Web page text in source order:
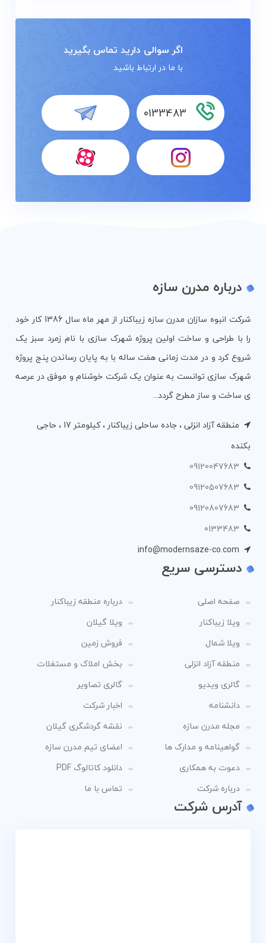
اگر سوالی دارید تماس بگیرید
با ما در ارتباط باشید
0133483
درباره مدرن سازه
شرکت انبوه سازان مدرن سازه زیباکنار از مهر ماه سال 1386 کار خود
را با طراحی و ساخت اولین پروژه شهرک سازی با نام زمرد سبز یک
شروع کرد و در مدت زمانی هفت ساله با به پایان رساندن پنج پروژه
شهرک سازی توانست به عنوان یک شرکت خوشنام و موفق در عرصه
ی ساخت و ساز مطرح گردد...
منطقه آزاد انزلی ، جاده ساحلی زیباکنار ، کیلومتر 17 ، حاجی
بکنده
09120047683
09120507683
09120807683
0133483
info@modernsaze-co.com
دسترسی سریع
صفحه اصلی
درباره منطقه زیباکنار
ویلا زیباکنار
ویلا گیلان
ویلا شمال
فروش زمین
منطقه آزاد انزلی
بخش املاک و مستغلات
گالری ویدیو
گالری تصاویر
دانشنامه
اخبار شرکت
مجله مدرن سازه
نقشه گردشگری گیلان
گواهینامه و مدارک ها
اعضای تیم مدرن سازه
دعوت به همکاری
دانلود کاتالوگ PDF
درباره شرکت
تماس با ما
آدرس شرکت